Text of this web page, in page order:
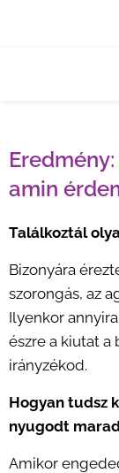
amin
Találkoztál
Bizonyára
szorongás, az
Ilyenkor
észre a kiutat a
irányzékod.
Hogyan tudsz
nyugodt
Amikor